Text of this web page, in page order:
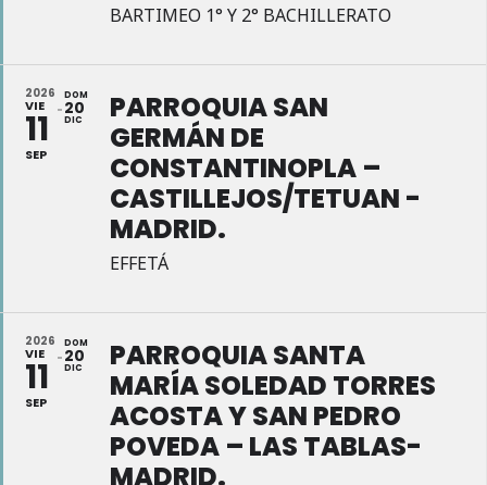
BARTIMEO 1° Y 2° BACHILLERATO
2026
VIE
11
SEP
DOM
20
DIC
PARROQUIA SAN
GERMÁN DE
CONSTANTINOPLA –
CASTILLEJOS/TETUAN -
MADRID.
EFFETÁ
2026
VIE
11
SEP
DOM
20
DIC
PARROQUIA SANTA
MARÍA SOLEDAD TORRES
ACOSTA Y SAN PEDRO
POVEDA – LAS TABLAS-
MADRID.